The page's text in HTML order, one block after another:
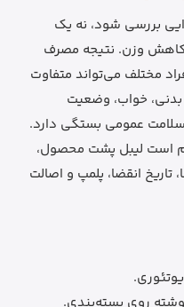
بررسی شود، نه یک
کاهش وزن. نتیجه مصرف
مختلف می‌تواند متفاوت
بدنی، خواب، وضعیت
عمومی بستگی دارد.
است لیبل پشت محصول،
انقضا، پلمپ و اصالت